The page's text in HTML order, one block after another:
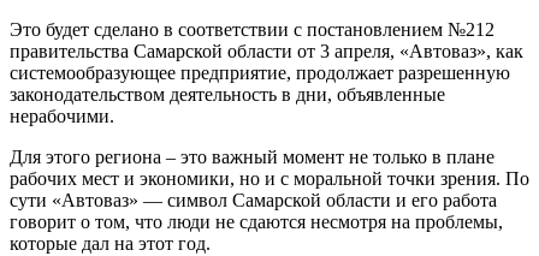
Это будет сделано в соответствии с постановлением №212
правительства Самарской области от 3 апреля, «Автоваз», как
системообразующее предприятие, продолжает разрешенную
законодательством деятельность в дни, объявленные
нерабочими.
Для этого региона – это важный момент не только в плане
рабочих мест и экономики, но и с моральной точки зрения. По
сути «Автоваз» — символ Самарской области и его работа
говорит о том, что люди не сдаются несмотря на проблемы,
которые дал на этот год.